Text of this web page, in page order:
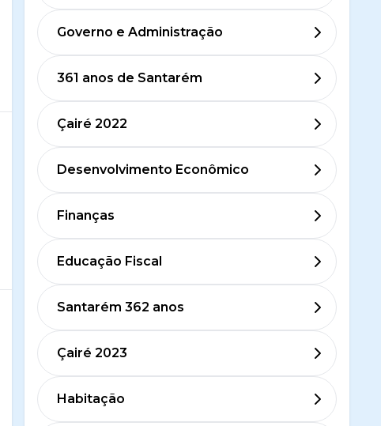
Governo e Administração
361 anos de Santarém
Çairé 2022
Desenvolvimento Econômico
Finanças
Educação Fiscal
Santarém 362 anos
Çairé 2023
Habitação